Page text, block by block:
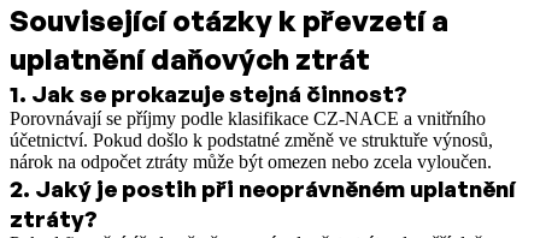
Související otázky k převzetí a
uplatnění daňových ztrát
1. Jak se prokazuje stejná činnost?
Porovnávají se příjmy podle klasifikace CZ-NACE a vnitřního
účetnictví. Pokud došlo k podstatné změně ve struktuře výnosů,
nárok na odpočet ztráty může být omezen nebo zcela vyloučen.
2. Jaký je postih při neoprávněném uplatnění
ztráty?